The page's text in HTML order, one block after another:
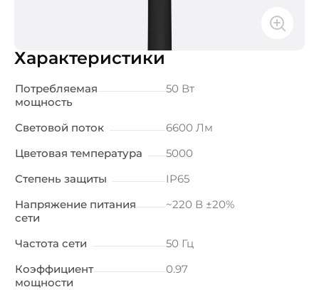
Характеристики
Потребляемая
мощность
50 Вт
Световой поток
6600 Лм
Цветовая температура
5000
Степень защиты
IP65
Напряжение питания
сети
~220 В ±20%
Частота сети
50 Гц
Коэффициент
мощности
0.97